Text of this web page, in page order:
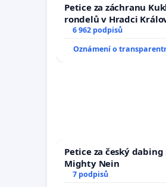
Petice za záchranu
rondelů v Hradci
6 962 podpisů
Oznámení o
Petice za český
Mighty Nein
7 podpisů